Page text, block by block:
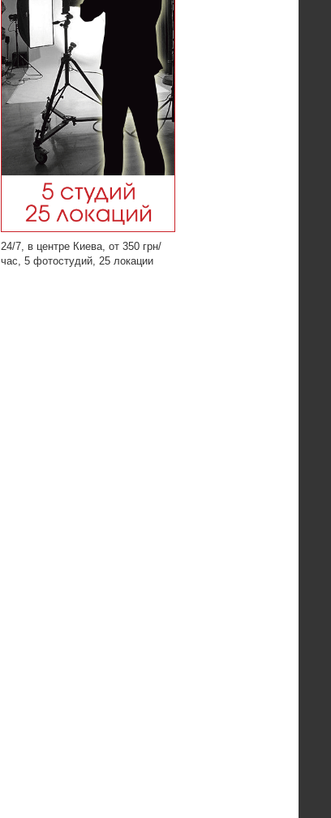
24/7, в центре Киева, от 350 грн/
час, 5 фотостудий, 25 локации